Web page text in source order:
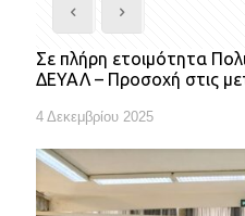
Σε πλήρη ετοιμότητα
ΔΕΥΑΛ – Προσοχή στις
4 Δεκεμβρίου 2025